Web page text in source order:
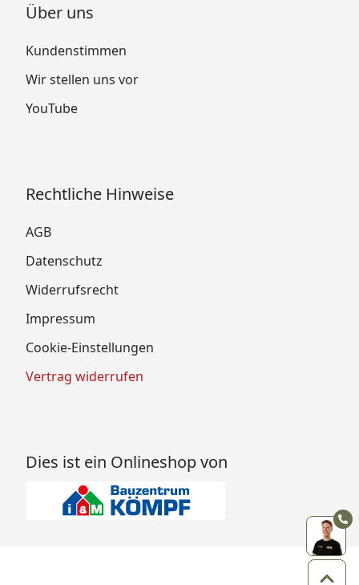
Über uns
Kundenstimmen
Wir stellen uns vor
YouTube
Rechtliche Hinweise
AGB
Datenschutz
Widerrufsrecht
Impressum
Cookie-Einstellungen
Vertrag widerrufen
Dies ist ein Onlineshop von